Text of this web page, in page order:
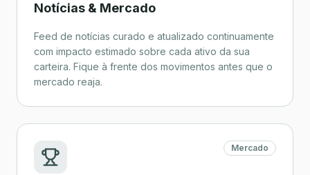
Notícias & Mercado
Feed de notícias curado e atualizado continuamente
com impacto estimado sobre cada ativo da sua
carteira. Fique à frente dos movimentos antes que o
mercado reaja.
Mercado